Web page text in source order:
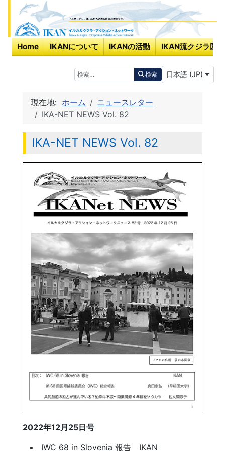
検索 検索 あなたが使う言
日本語 (JP)
Home IKANについて IKANの活動 IKAN流クジラ図鑑
現在地: ホーム
ニュースレター
IKA-NET NEWS Vol. 82
IKA-NET NEWS Vol. 82
2022年12月25日号
IWC 68 in Slovenia 報告 IKAN